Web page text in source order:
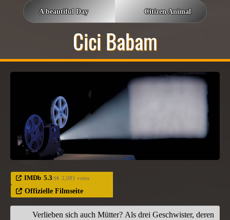
A beautiful Day Citizen Animal
Cici Babam
IMDb 5.3/10 2,081 votes
Offizielle Filmseite
Verlieben sich auch Mütter? Als drei Geschwister, deren